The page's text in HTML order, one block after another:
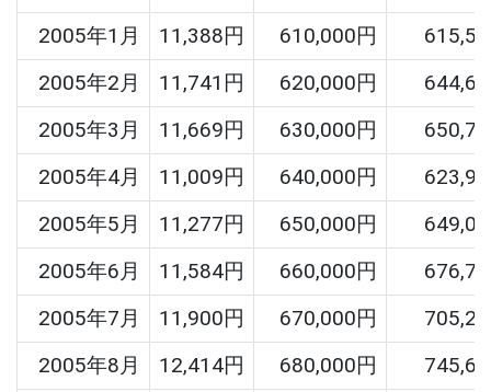
2005年1月
11,388円 610,000円
2005年2月
11,741円 620,000円
2005年3月
11,669円 630,000円
2005年4月
11,009円 640,000円
2005年5月
11,277円 650,000円
2005年6月
11,584円 660,000円
2005年7月
11,900円 670,000円
2005年8月
12,414円 680,000円